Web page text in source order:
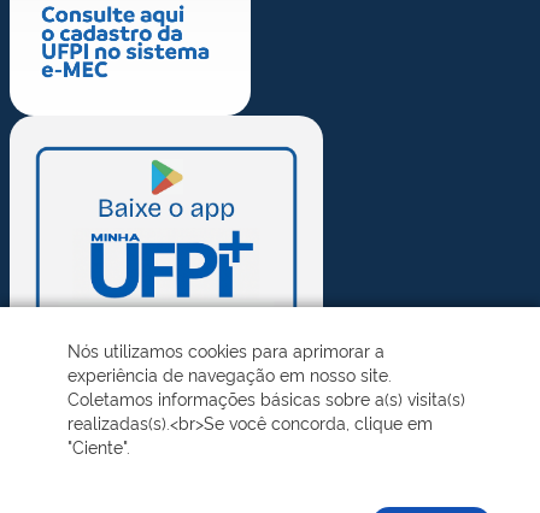
Nós utilizamos cookies para aprimorar a
experiência de navegação em nosso site.
Coletamos informações básicas sobre a(s) visita(s)
realizadas(s).<br>Se você concorda, clique em
"Ciente".